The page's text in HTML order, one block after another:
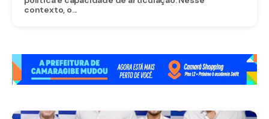
contexto, o...